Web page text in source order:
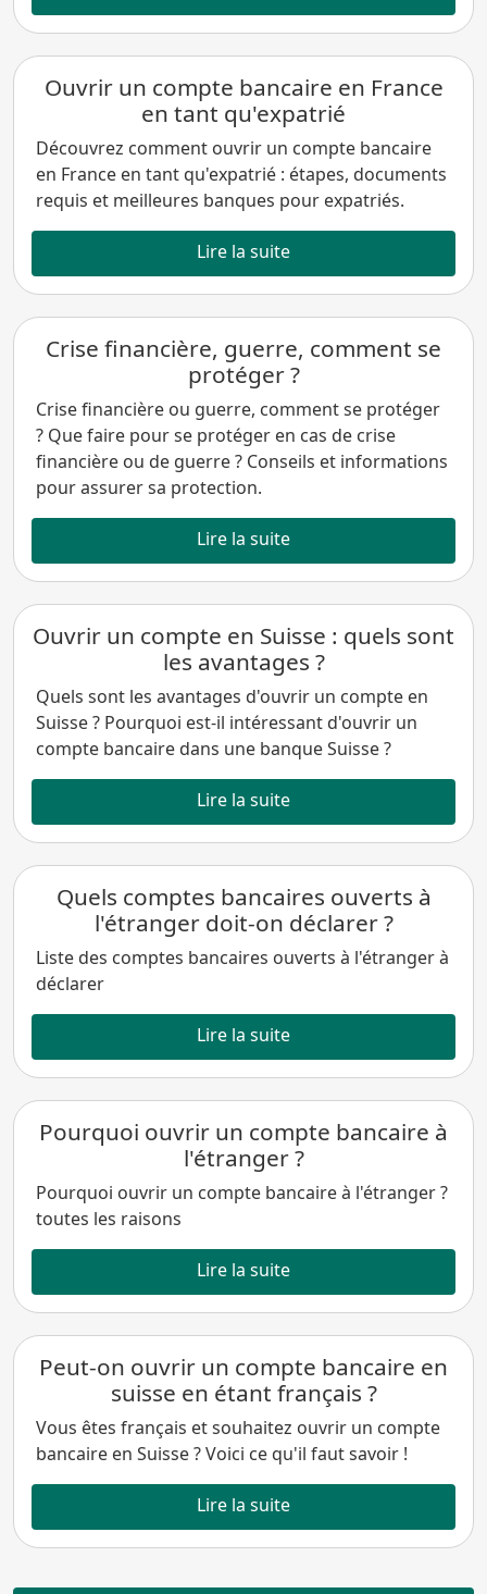
Ouvrir un compte bancaire en France
en tant qu'expatrié
Découvrez comment ouvrir un compte bancaire
en France en tant qu'expatrié : étapes, documents
requis et meilleures banques pour expatriés.
Lire la suite
Crise financière, guerre, comment se
protéger ?
Crise financière ou guerre, comment se protéger
? Que faire pour se protéger en cas de crise
financière ou de guerre ? Conseils et informations
pour assurer sa protection.
Lire la suite
Ouvrir un compte en Suisse : quels sont
les avantages ?
Quels sont les avantages d'ouvrir un compte en
Suisse ? Pourquoi est-il intéressant d'ouvrir un
compte bancaire dans une banque Suisse ?
Lire la suite
Quels comptes bancaires ouverts à
l'étranger doit-on déclarer ?
Liste des comptes bancaires ouverts à l'étranger à
déclarer
Lire la suite
Pourquoi ouvrir un compte bancaire à
l'étranger ?
Pourquoi ouvrir un compte bancaire à l'étranger ?
toutes les raisons
Lire la suite
Peut-on ouvrir un compte bancaire en
suisse en étant français ?
Vous êtes français et souhaitez ouvrir un compte
bancaire en Suisse ? Voici ce qu'il faut savoir !
Lire la suite